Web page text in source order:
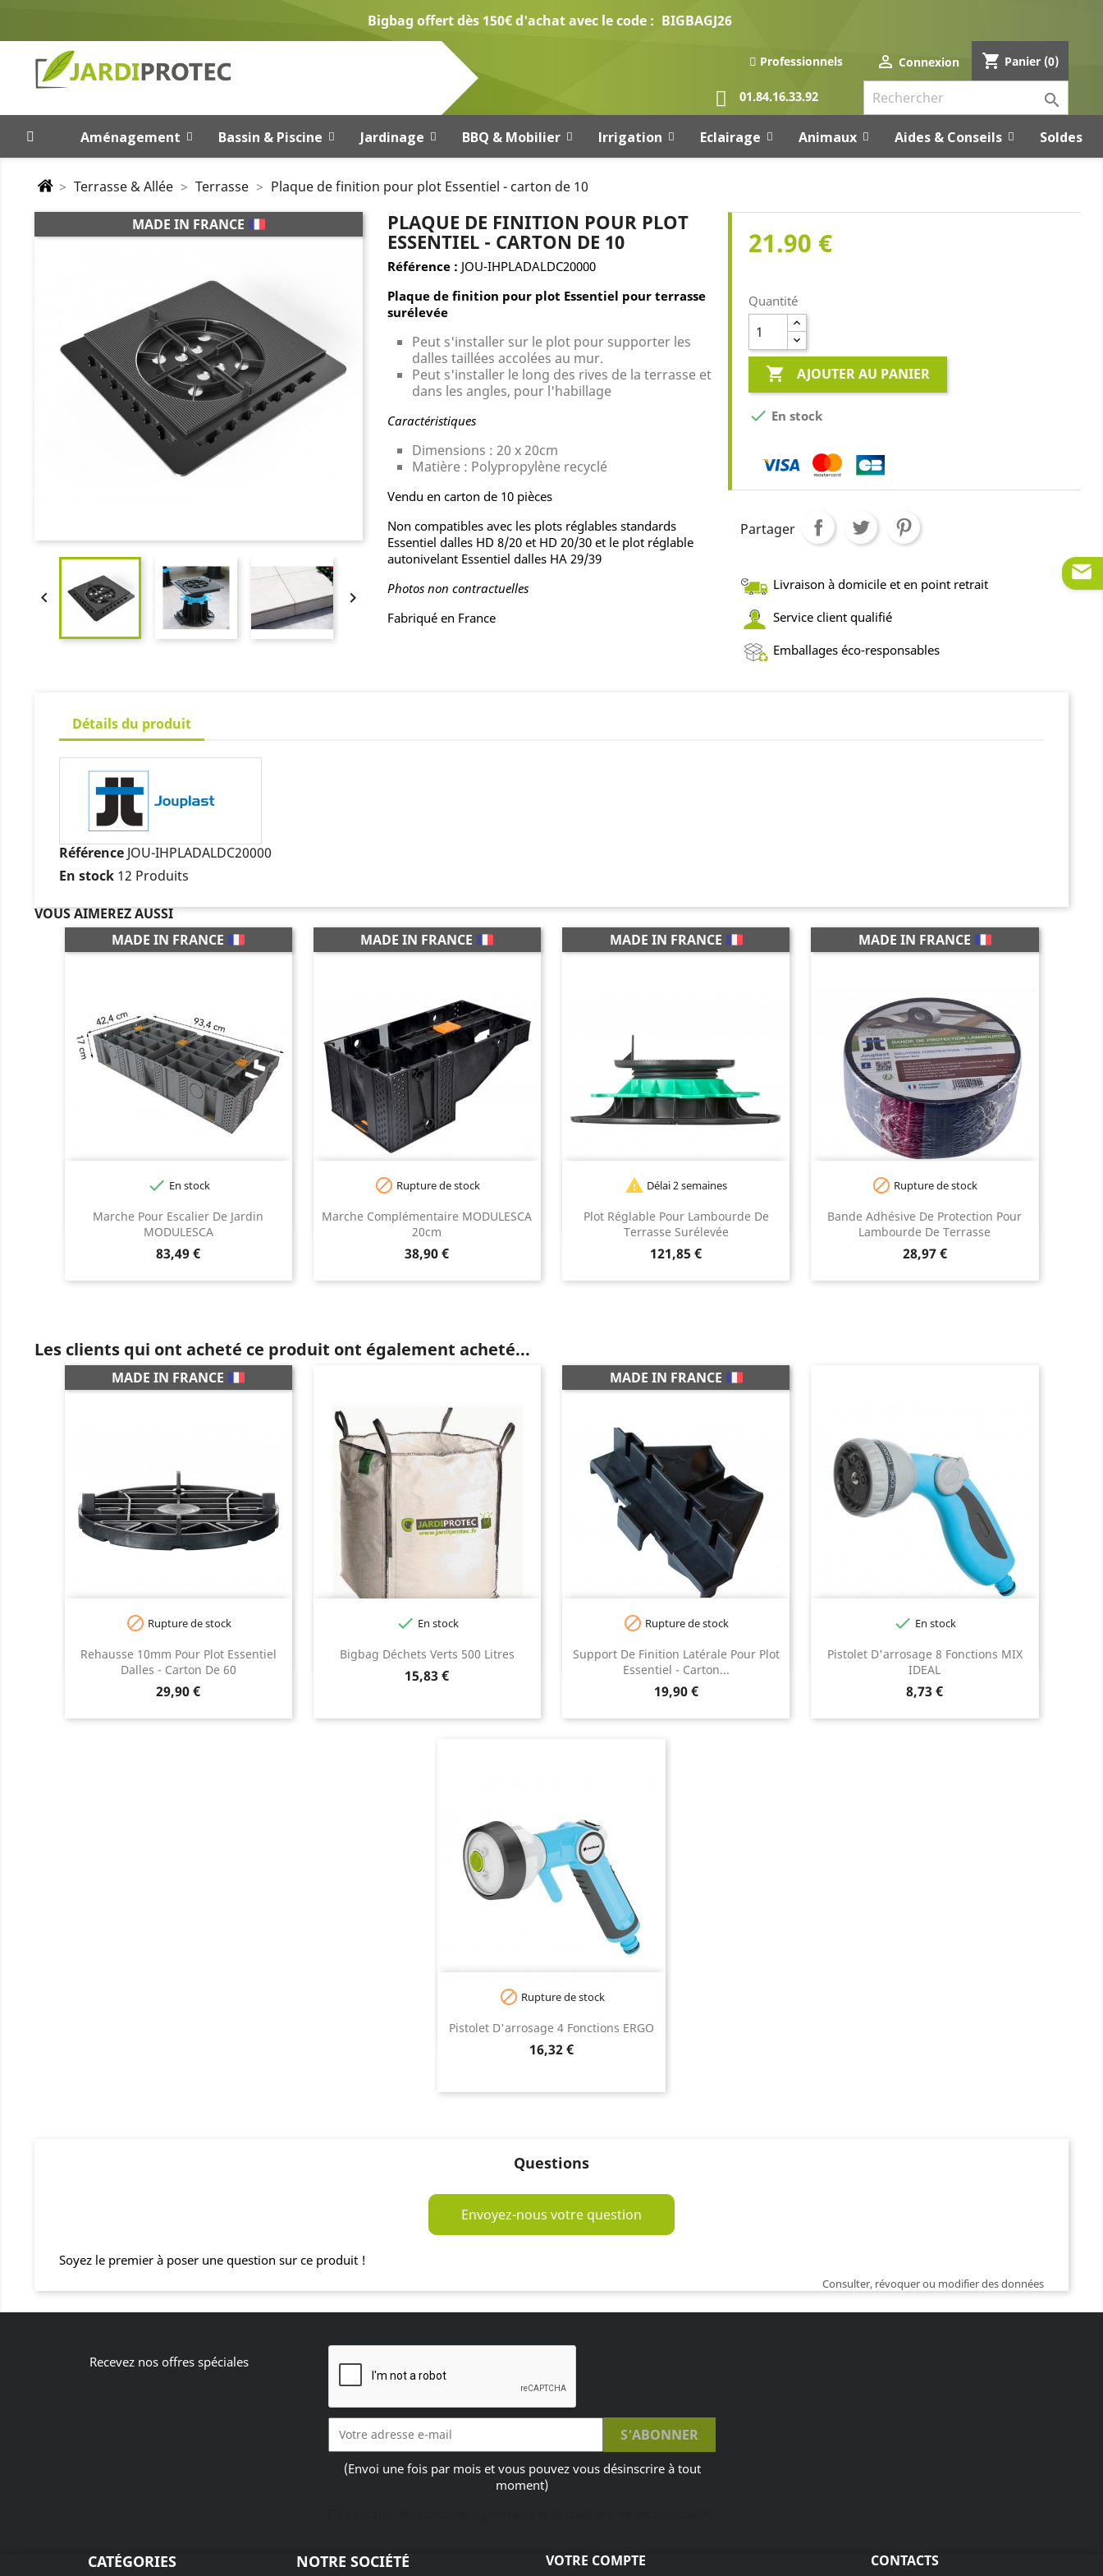
Bigbag offert dès 150€ d'achat avec le code : BIGBAGJ26
Professionnels  Connexion shopping_cart Panier (0)
01.84.16.33.92 
Aménagement Bassin & Piscine Jardinage BBQ & Mobilier Irrigation Eclairage Animaux Aides & Conseils Soldes
Terrasse & Allée Terrasse Plaque de finition pour plot Essentiel - carton de 10
MADE IN FRANCE
 
PLAQUE DE FINITION POUR PLOT
ESSENTIEL - CARTON DE 10
Référence : JOU-IHPLADALDC20000
Plaque de finition pour plot Essentiel pour terrasse
surélevée
Peut s'installer sur le plot pour supporter les
dalles taillées accolées au mur.
Peut s'installer le long des rives de la terrasse et
dans les angles, pour l'habillage
Caractéristiques
Dimensions : 20 x 20cm
Matière : Polypropylène recyclé
Vendu en carton de 10 pièces
Non compatibles avec les plots réglables standards
Essentiel dalles HD 8/20 et HD 20/30 et le plot réglable
autonivelant Essentiel dalles HA 29/39
Photos non contractuelles
Fabriqué en France
21.90 €
Quantité
 AJOUTER AU PANIER
 En stock
Partager
Livraison à domicile et en point retrait
Service client qualifié
Emballages éco-responsables
Détails du produit
Référence JOU-IHPLADALDC20000
En stock 12 Produits
VOUS AIMEREZ AUSSI
Marche Pour Escalier De Jardin
MODULESCA
Prix
83,49 €
MADE IN FRANCE
 En stock
Marche Complémentaire MODULESCA
20cm
Prix
38,90 €
MADE IN FRANCE
 Rupture de stock
Plot Réglable Pour Lambourde De
Terrasse Surélevée
Prix
121,85 €
MADE IN FRANCE
 Délai 2 semaines
Bande Adhésive De Protection Pour
Lambourde De Terrasse
Prix
28,97 €
MADE IN FRANCE
 Rupture de stock
Les clients qui ont acheté ce produit ont également acheté...
Rehausse 10mm Pour Plot Essentiel
Dalles - Carton De 60
Prix
29,90 €
MADE IN FRANCE
 Rupture de stock
Bigbag Déchets Verts 500 Litres
Prix
15,83 €
 En stock
Support De Finition Latérale Pour Plot
Essentiel - Carton...
Prix
19,90 €
MADE IN FRANCE
 Rupture de stock
Pistolet D'arrosage 8 Fonctions MIX
IDEAL
Prix
8,73 €
 En stock
Pistolet D'arrosage 4 Fonctions ERGO
Prix
16,32 €
 Rupture de stock
Questions
Envoyez-nous votre question
Soyez le premier à poser une question sur ce produit !
Consulter, révoquer ou modifier des données
Recevez nos offres spéciales
(Envoi une fois par mois et vous pouvez vous désinscrire à tout
moment)
CATÉGORIES NOTRE SOCIÉTÉ VOTRE COMPTE
CONTACTS